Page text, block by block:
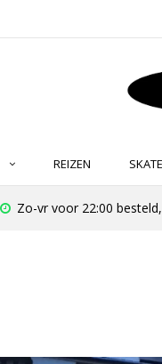
REIZEN
Zo-vr voor 22:00